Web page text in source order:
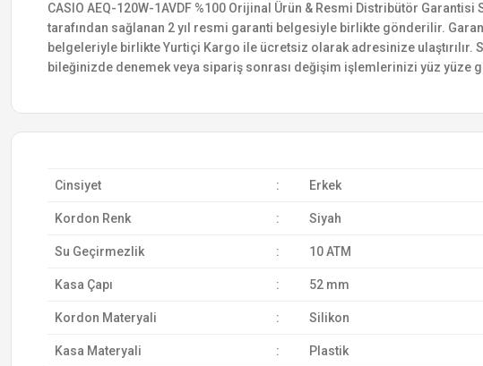
CASIO AEQ-120W-1AVDF %100 Orijinal Ürün & Resmi Distribütör
tarafından sağlanan 2 yıl resmi garanti belgesiyle birlikte gönderilir.
belgeleriyle birlikte Yurtiçi Kargo ile ücretsiz olarak adresinize ulaştırılır.
bileğinizde denemek veya sipariş sonrası değişim işlemlerinizi yüz yüze
Cinsiyet : Erkek
Kordon Renk : Siyah
Su Geçirmezlik : 10 ATM
Kasa Çapı : 52 mm
Kordon Materyali : Silikon
Kasa Materyali : Plastik